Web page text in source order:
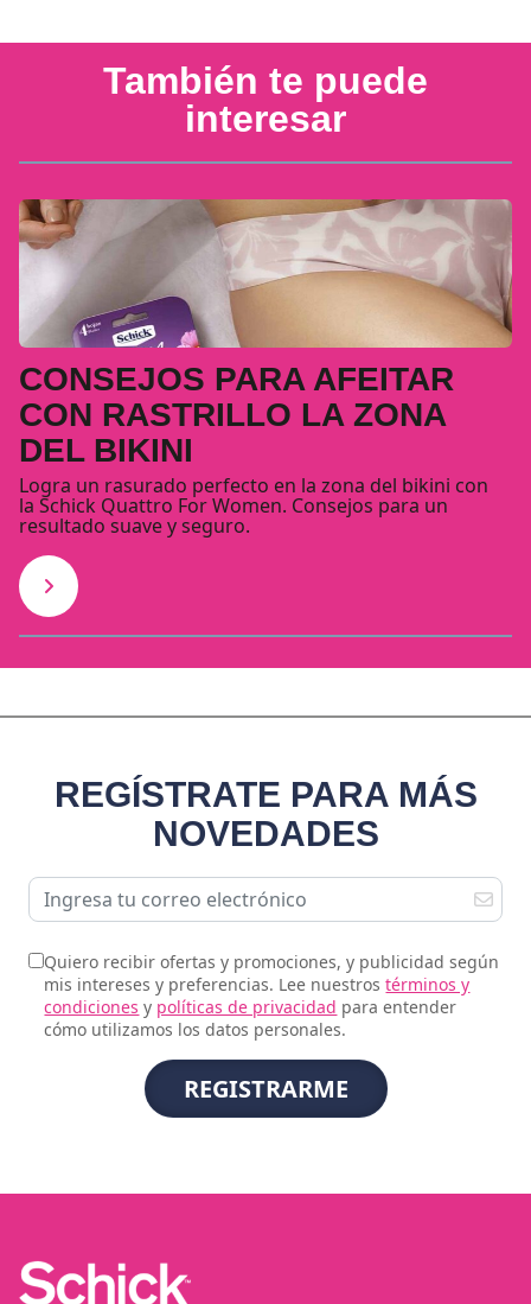
También te puede
interesar
CONSEJOS PARA AFEITAR
CON RASTRILLO LA ZONA
DEL BIKINI
Logra un rasurado perfecto en la zona del bikini con
la Schick Quattro For Women. Consejos para un
resultado suave y seguro.
REGÍSTRATE PARA MÁS
NOVEDADES
Quiero recibir ofertas y promociones, y publicidad según
mis intereses y preferencias. Lee nuestrostérminos y
condiciones y políticas de privacidad para entender
cómo utilizamos los datos personales.